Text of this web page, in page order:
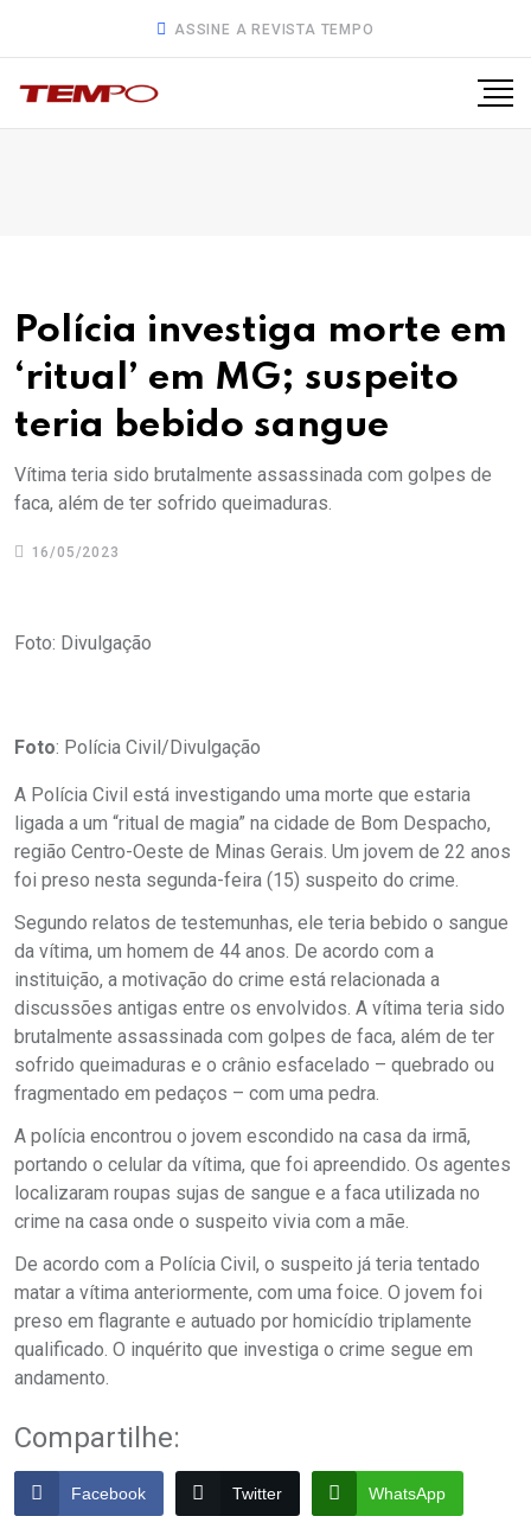
ASSINE A REVISTA TEMPO
Polícia investiga morte em
‘ritual’ em MG; suspeito
teria bebido sangue
Vítima teria sido brutalmente assassinada com golpes de
faca, além de ter sofrido queimaduras.
16/05/2023
Foto: Divulgação
Foto: Polícia Civil/Divulgação
A Polícia Civil está investigando uma morte que estaria
ligada a um “ritual de magia” na cidade de Bom Despacho,
região Centro-Oeste de Minas Gerais. Um jovem de 22 anos
foi preso nesta segunda-feira (15) suspeito do crime.
Segundo relatos de testemunhas, ele teria bebido o sangue
da vítima, um homem de 44 anos. De acordo com a
instituição, a motivação do crime está relacionada a
discussões antigas entre os envolvidos. A vítima teria sido
brutalmente assassinada com golpes de faca, além de ter
sofrido queimaduras e o crânio esfacelado – quebrado ou
fragmentado em pedaços – com uma pedra.
A polícia encontrou o jovem escondido na casa da irmã,
portando o celular da vítima, que foi apreendido. Os agentes
localizaram roupas sujas de sangue e a faca utilizada no
crime na casa onde o suspeito vivia com a mãe.
De acordo com a Polícia Civil, o suspeito já teria tentado
matar a vítima anteriormente, com uma foice. O jovem foi
preso em flagrante e autuado por homicídio triplamente
qualificado. O inquérito que investiga o crime segue em
andamento.
Compartilhe:
Facebook Twitter WhatsApp